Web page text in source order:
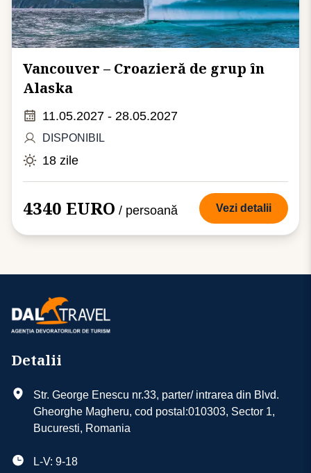
Vancouver – Croazieră de grup în
Alaska
11.05.2027 - 28.05.2027
DISPONIBIL
18 zile
4340 EURO / persoană Vezi detalii
Detalii
Str. George Enescu nr.33, parter/ intrarea din Blvd.
Gheorghe Magheru, cod postal:010303, Sector 1,
Bucuresti, Romania
L-V: 9-18